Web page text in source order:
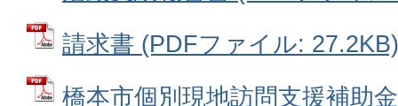
請求書 (PDFファイル: 27.2KB)
橋本市個別現地訪問支援補助